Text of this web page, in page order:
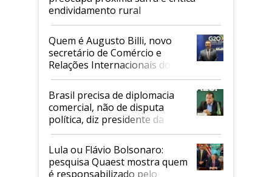
endividamento rural
Quem é Augusto Billi, novo
secretário de Comércio e
Relações Internacionais do
Mapa
Brasil precisa de diplomacia
comercial, não de disputa
política, diz presidente da
Faesp
Lula ou Flávio Bolsonaro:
pesquisa Quaest mostra quem
é responsabilizado pelo